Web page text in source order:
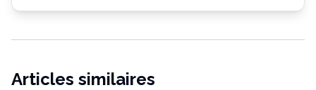
Articles similaires